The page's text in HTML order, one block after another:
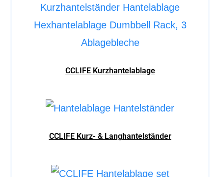
CCLIFE Kurzhantelablage
CCLIFE Kurz- & Langhantelständer